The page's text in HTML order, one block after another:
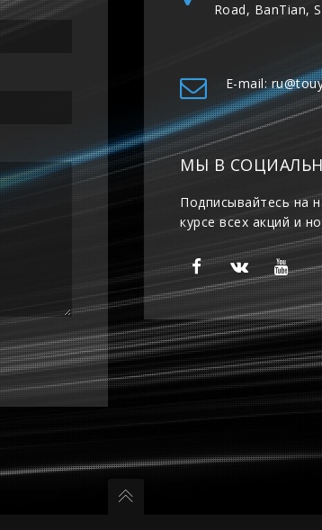
Road, BanTian,
E-mail:
МЫ В
Подписывайтесь на
курсе всех акций и